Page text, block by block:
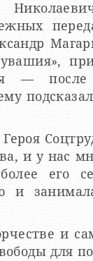
меня в
— после
и у нас
его
и
и
для